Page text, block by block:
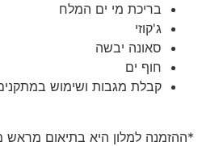
בריכת מי ים המלח
ג'קוזי
סאונה יבשה
חוף ים
קבלת מגבות ושימוש
*ההזמנה למלון היא בתיאום מראש